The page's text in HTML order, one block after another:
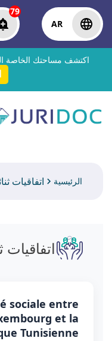
AR
79
اكتشف مساحتك الخاصة
الرئيسية اتفاقيات
اتفاقيات
sociale entre
et la
Tunisienne